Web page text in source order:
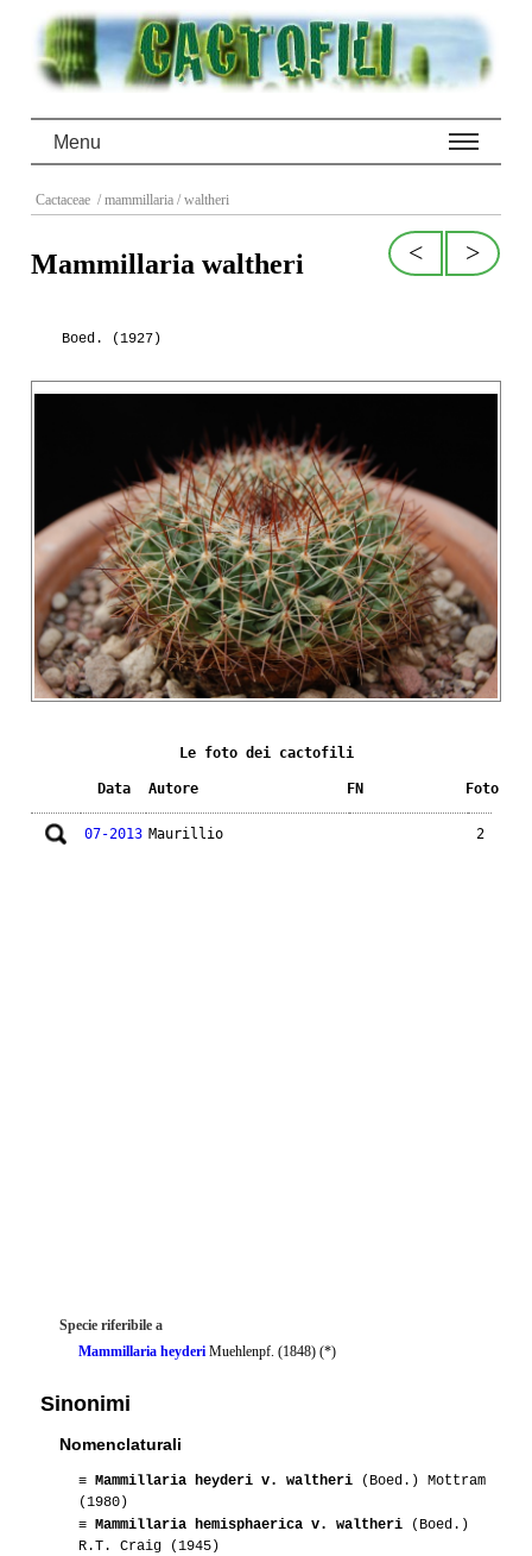
Menu
Cactaceae / mammillaria / waltheri
>
<
Mammillaria waltheri
Boed. (1927)
Le foto dei cactofili
Data Autore FN Foto
07-2013 Maurillio 2
Specie riferibile a
Mammillaria heyderi Muehlenpf. (1848) (*)
Sinonimi
Nomenclaturali
≡ Mammillaria heyderi v. waltheri (Boed.) Mottram
(1980)
≡ Mammillaria hemisphaerica v. waltheri (Boed.)
R.T. Craig (1945)